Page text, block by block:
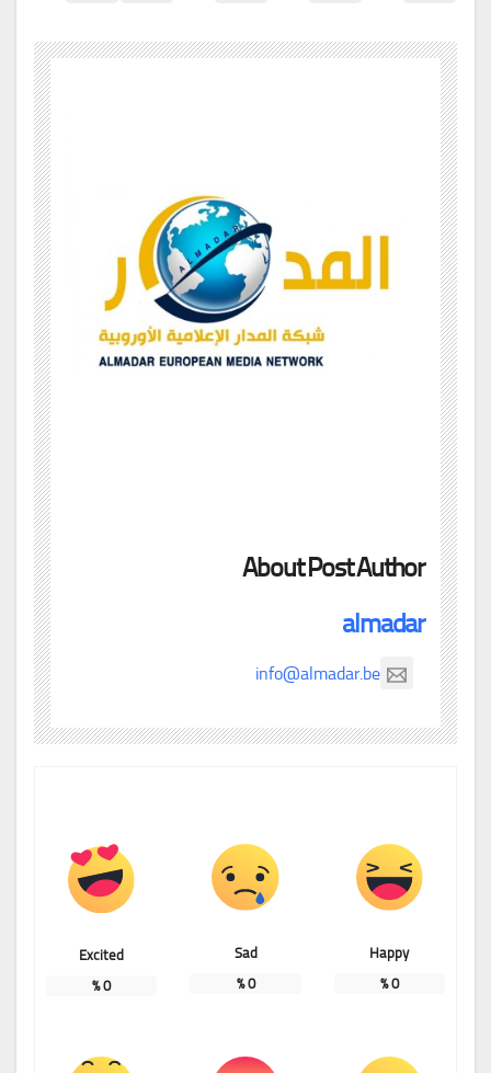
About Post Author
almadar
info@almadar.be
Happy
0
%
Sad
0
%
Excited
0
%